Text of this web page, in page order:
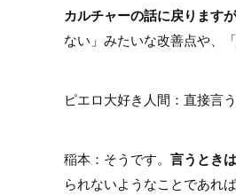
カルチャーの話に戻ります
ない」みたいな改善点や、
ピエロ大好き人間：直接言
稲本：そうです。 言うとき
られないようなことであれ